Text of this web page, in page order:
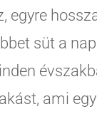
egyre
süt a
ami